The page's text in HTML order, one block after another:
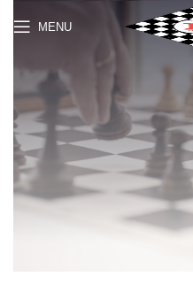
MENU